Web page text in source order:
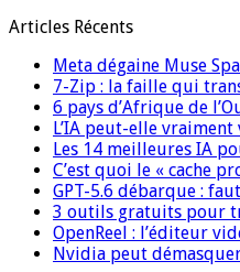
Articles Récents
Meta dégaine Muse
7-Zip : la faille qui
6 pays d’Afrique de
L’IA peut-elle
Les 14 meilleures IA
C’est quoi le « cache
GPT-5.6 débarque :
3 outils gratuits pour
OpenReel : l’éditeur
Nvidia peut